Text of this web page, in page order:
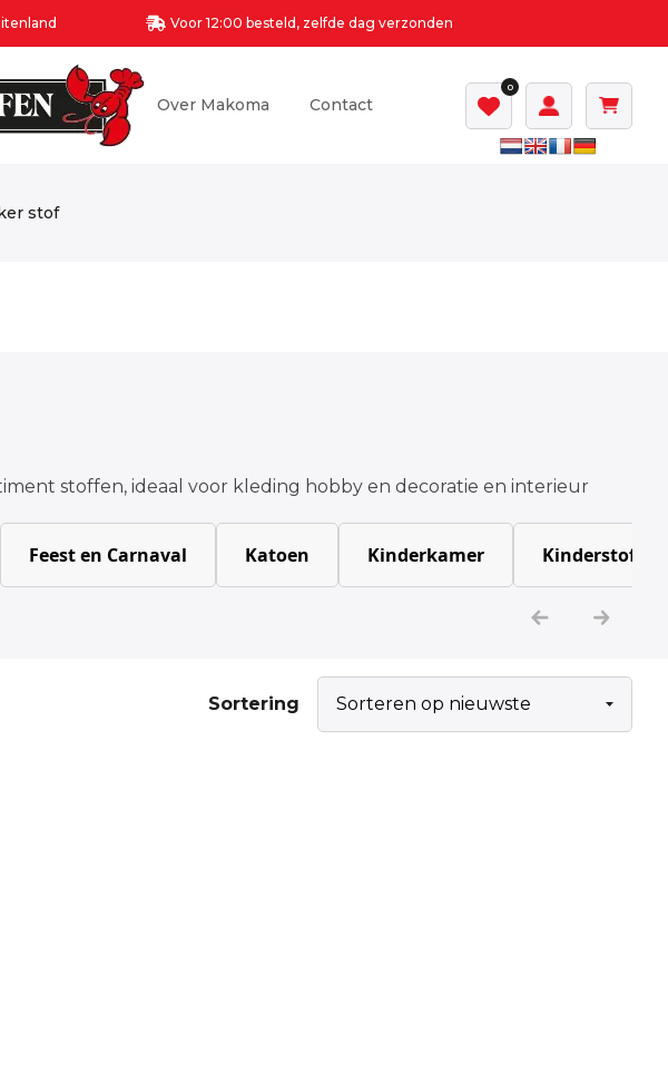
Voor 12:00 besteld, zelfde dag verzonden
Over Makoma Contact
0
stof
stoffen, ideaal voor kleding hobby en decoratie en interieur
Feest en Carnaval Katoen Kinderkamer Kinderstoffen
Sortering